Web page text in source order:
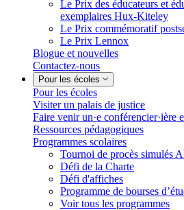
Le Prix des éducateurs et
exemplaires Hux-Kiteley
Le Prix commémoratif
Le Prix Lennox
Blogue et nouvelles
Contactez-nous
Pour les écoles
Pour les écoles
Visiter un palais de justice
Faire venir un·e conférencier·ière
Ressources pédagogiques
Programmes scolaires
Tournoi de procès simulés
Défi de la Charte
Défi d'affiches
Programme de bourses
Voir tous les programmes